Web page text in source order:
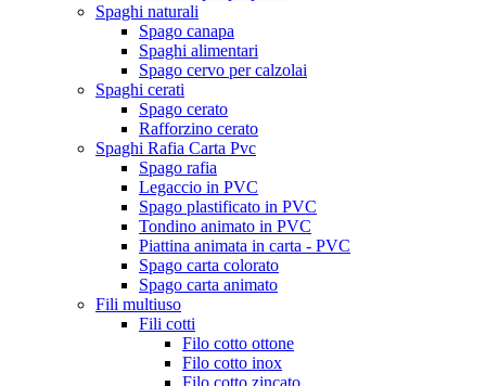
Spaghi naturali
Spago canapa
Spaghi alimentari
Spago cervo per calzolai
Spaghi cerati
Spago cerato
Rafforzino cerato
Spaghi Rafia Carta Pvc
Spago rafia
Legaccio in PVC
Spago plastificato in PVC
Tondino animato in PVC
Piattina animata in carta - PVC
Spago carta colorato
Spago carta animato
Fili multiuso
Fili cotti
Filo cotto ottone
Filo cotto inox
Filo cotto zincato